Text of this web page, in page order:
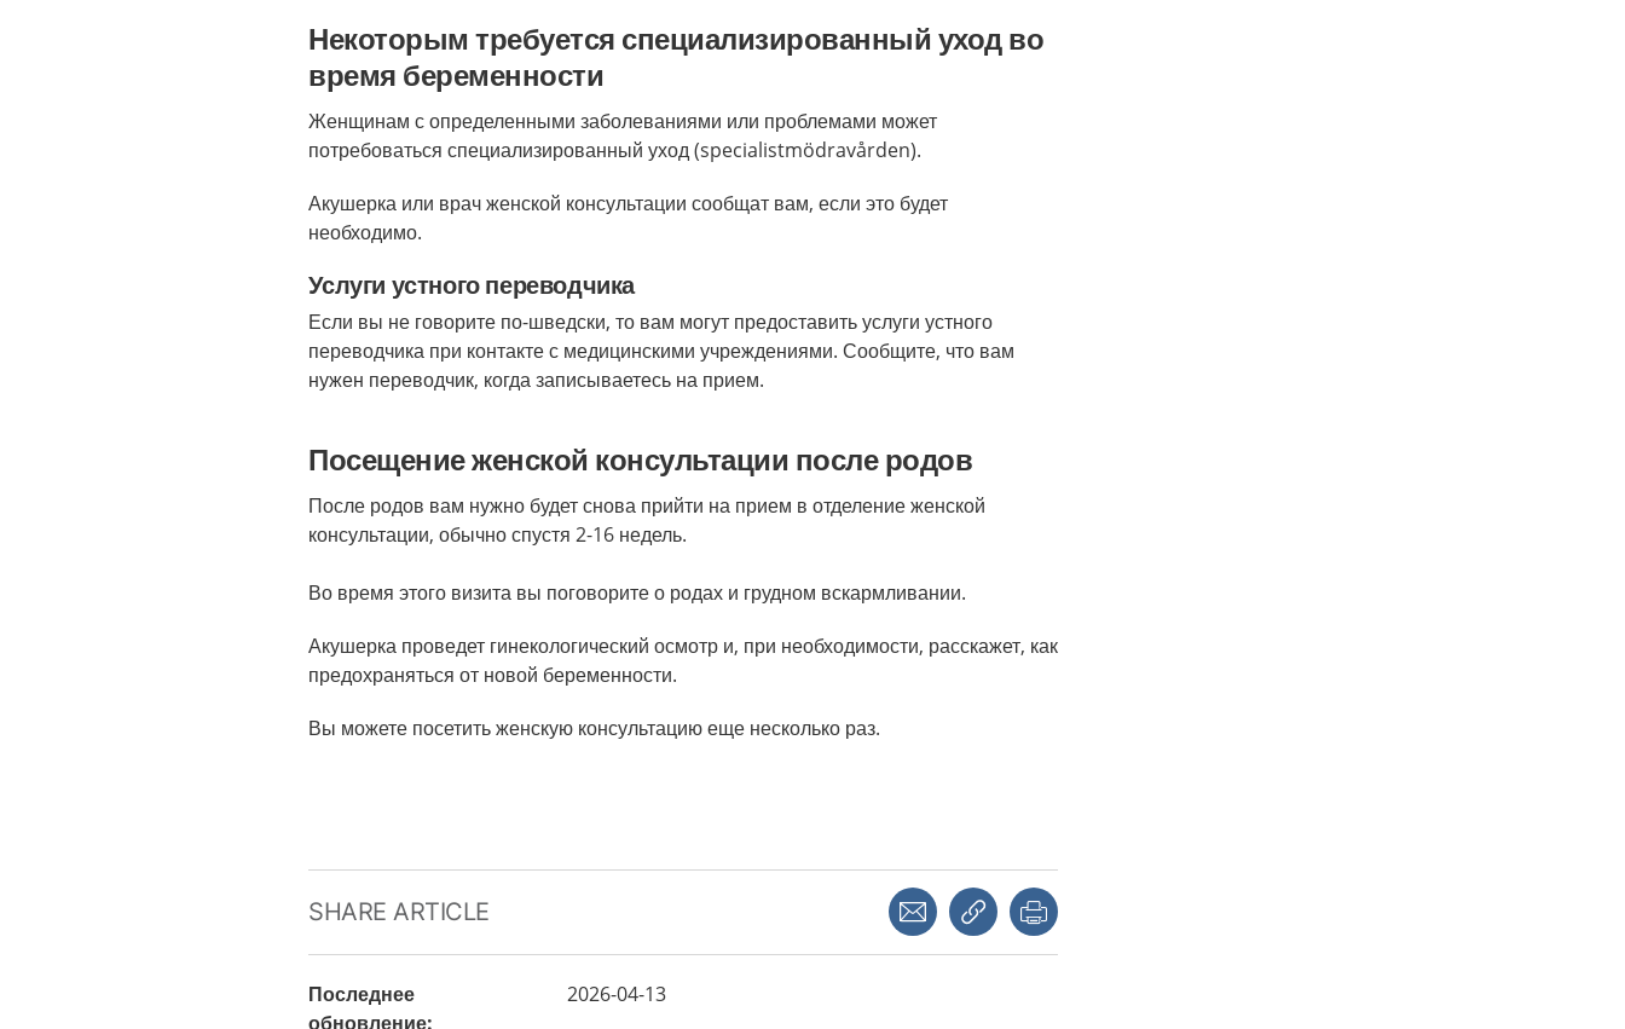
Некоторым требуется специализированный уход во
время беременности
Женщинам с определенными заболеваниями или проблемами может
потребоваться специализированный уход (specialistmödravården).
Акушерка или врач женской консультации сообщат вам, если это будет
необходимо.
Услуги устного переводчика
Если вы не говорите по-шведски, то вам могут предоставить услуги устного
переводчика при контакте с медицинскими учреждениями. Сообщите, что вам
нужен переводчик, когда записываетесь на прием.
Посещение женской консультации после родов
После родов вам нужно будет снова прийти на прием в отделение женской
консультации, обычно спустя 2-16 недель.
Во время этого визита вы поговорите о родах и грудном вскармливании.
Акушерка проведет гинекологический осмотр и, при необходимости, расскажет, как
предохраняться от новой беременности.
Вы можете посетить женскую консультацию еще несколько раз.
SHARE ARTICLE Share with a friend
Copy link
Последнее
обновление:
2026-04-13